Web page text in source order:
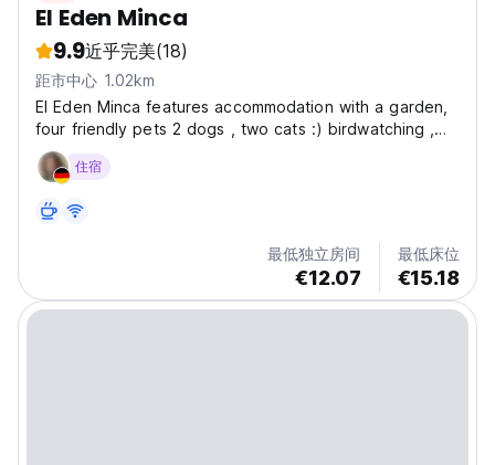
El Eden Minca
9.9近乎完美(18)
距市中心 1.02km
El Eden Minca features accommodation with a garden,
four friendly pets 2 dogs , two cats :) birdwatching ,
two terrace with view to the mountains and Sea Free
Wifi satelital Coworking Area we have a cafeteria
住宿
最低独立房间
€12.07
最低床位
€15.18